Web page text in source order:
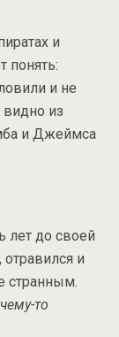
и
понять:
и не
видно из
и Джеймса
лет до своей
и
странным.
то